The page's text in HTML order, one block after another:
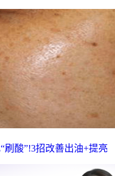
刷酸”!3招改善出油+提亮